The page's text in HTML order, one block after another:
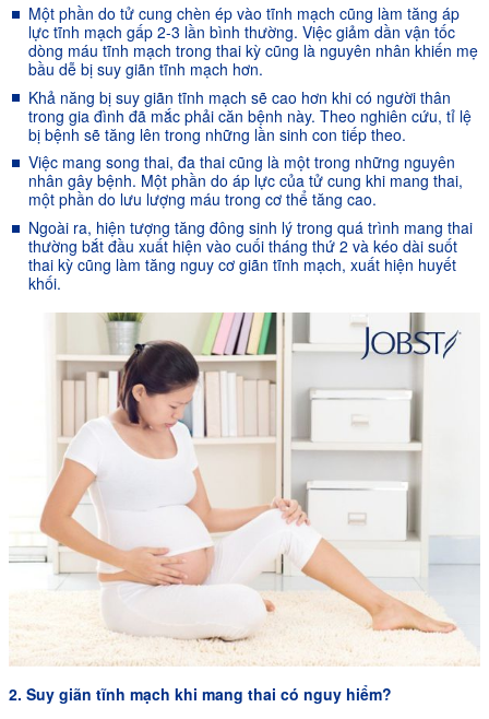
Một phần do tử cung chèn ép vào tĩnh mạch cũng làm tăng áp
lực tĩnh mạch gấp 2-3 lần bình thường. Việc giảm dần vận tốc
dòng máu tĩnh mạch trong thai kỳ cũng là nguyên nhân khiến mẹ
bầu dễ bị suy giãn tĩnh mạch hơn.
Khả năng bị suy giãn tĩnh mạch sẽ cao hơn khi có người thân
trong gia đình đã mắc phải căn bệnh này. Theo nghiên cứu, tỉ lệ
bị bệnh sẽ tăng lên trong những lần sinh con tiếp theo.
Việc mang song thai, đa thai cũng là một trong những nguyên
nhân gây bệnh. Một phần do áp lực của tử cung khi mang thai,
một phần do lưu lượng máu trong cơ thể tăng cao.
Ngoài ra, hiện tượng tăng đông sinh lý trong quá trình mang thai
thường bắt đầu xuất hiện vào cuối tháng thứ 2 và kéo dài suốt
thai kỳ cũng làm tăng nguy cơ giãn tĩnh mạch, xuất hiện huyết
khối.
2. Suy giãn tĩnh mạch khi mang thai có nguy hiểm?